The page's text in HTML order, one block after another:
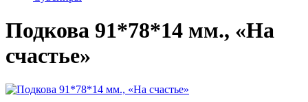
Подкова 91*78*14 мм., «На
счастье»